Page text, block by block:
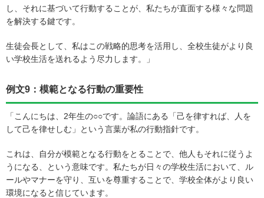
し、それに基づいて行動することが、私たちが直面する様々な問題
を解決する鍵です。
生徒会長として、私はこの戦略的思考を活用し、全校生徒がより良
い学校生活を送れるよう尽力します。」
例文9：模範となる行動の重要性
「こんにちは、2年生の○○です。論語にある「己を律すれば、人を
して己を律せしむ」という言葉が私の行動指針です。
これは、自分が模範となる行動をとることで、他人もそれに従うよ
うになる、という意味です。私たちが日々の学校生活において、ル
ールやマナーを守り、互いを尊重することで、学校全体がより良い
環境になると信じています。